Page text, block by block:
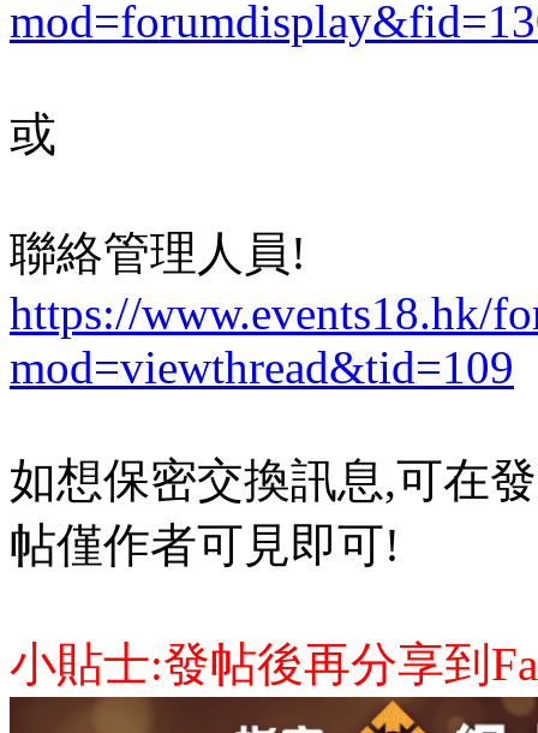
或
聯絡管理人員!
https://www.events18.hk/
mod=viewthread&tid=109
如想保密交換訊息,可在
帖僅作者可見即可!
小貼士:發帖後再分享到